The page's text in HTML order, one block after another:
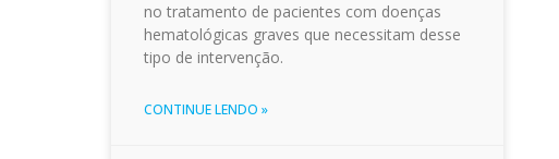
no tratamento de pacientes com doenças
hematológicas graves que necessitam desse
tipo de intervenção.
CONTINUE LENDO »